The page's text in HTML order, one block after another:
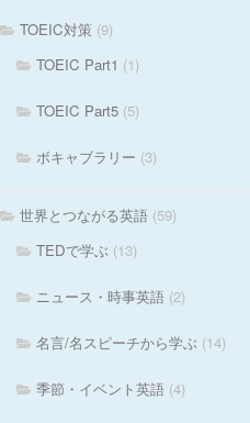
TOEIC対策 (9)
TOEIC Part1 (1)
TOEIC Part5 (5)
ボキャブラリー (3)
世界とつながる英語 (59)
TEDで学ぶ (13)
ニュース・時事英語 (2)
名言/名スピーチから学ぶ (14)
季節・イベント英語 (4)